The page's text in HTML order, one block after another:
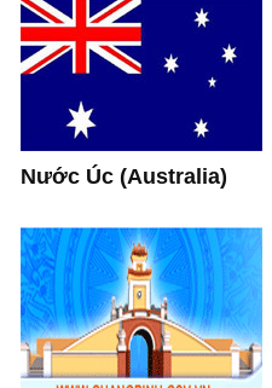
Nước Úc (Australia)